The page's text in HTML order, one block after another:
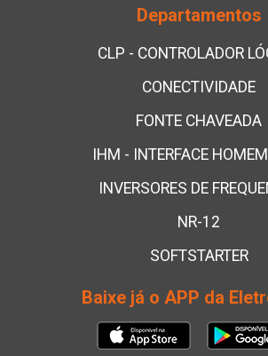
Departamentos
CLP - CONTROLADOR
CONECTIVIDADE
FONTE CHAVEADA
IHM - INTERFACE
INVERSORES DE
NR-12
SOFTSTARTER
Baixe já o APP da